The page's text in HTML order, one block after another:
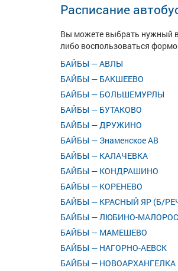
Расписание
Вы можете выбрать нужный
либо воспользоваться
БАЙБЫ — АВЛЫ
БАЙБЫ — БАКШЕЕВО
БАЙБЫ — БОЛЬШЕМУРЛЫ
БАЙБЫ — БУТАКОВО
БАЙБЫ — ДРУЖИНО
БАЙБЫ — Знаменское АВ
БАЙБЫ — КАЛАЧЕВКА
БАЙБЫ — КОНДРАШИНО
БАЙБЫ — КОРЕНЕВО
БАЙБЫ — КРАСНЫЙ ЯР (Б/
БАЙБЫ — ЛЮБИНО-
БАЙБЫ — МАМЕШЕВО
БАЙБЫ — НАГОРНО-АЕВСК
БАЙБЫ — НОВОАРХАНГЕЛКА